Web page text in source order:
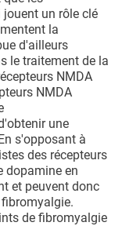
jouent un rôle clé
la
d'ailleurs
le traitement de la
NMDA
NMDA
une
s'opposant à
des récepteurs
dopamine en
et peuvent donc
de fibromyalgie